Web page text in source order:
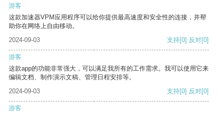
游客
这款加速器VPM应用程序可以给你提供最高速度和安全性的连接，并帮
助你在网络上自由移动。
2024-09-03
支持[0] 反对[0]
游客
这款app的功能非常强大，可以满足我所有的工作需求。我可以使用它来
编辑文档、制作演示文稿、管理日程安排等。
2024-09-03
支持[0] 反对[0]
游客